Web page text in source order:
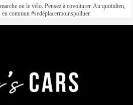
ou le vélo. Pensez à covoiturer. Au quotidien,
en commun #sedéplacermoinspolluer